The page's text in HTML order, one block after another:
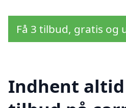
Få 3 tilbud, gratis og
Indhent